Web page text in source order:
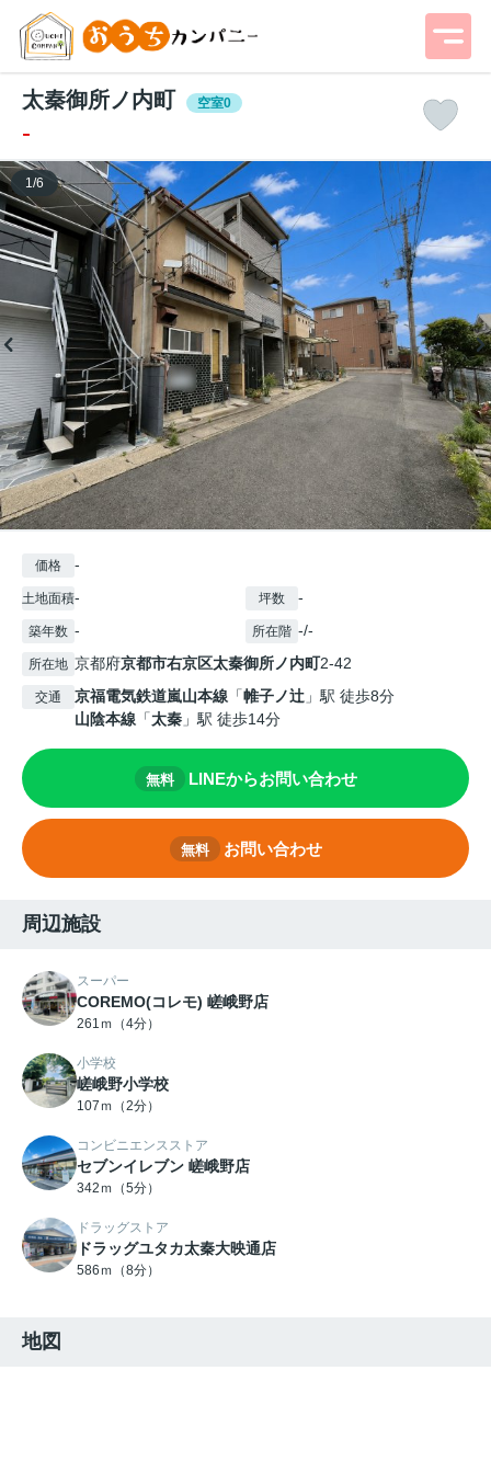
太秦御所ノ内町 空室0
-
1 /6
価格 -
土地面積- 坪数 -
築年数 - 所在階 -/-
所在地 京都府京都市右京区太秦御所ノ内町2-42
交通 京福電気鉄道嵐山本線 「帷子ノ辻 」駅 徒歩8分
山陰本線 「太秦 」駅 徒歩14分
無料 LINEからお問い合わせ
無料 お問い合わせ
周辺施設
スーパー
COREMO(コレモ) 嵯峨野店
261ｍ（4分）
小学校
嵯峨野小学校
107ｍ（2分）
コンビニエンスストア
セブンイレブン 嵯峨野店
342ｍ（5分）
ドラッグストア
ドラッグユタカ太秦大映通店
586ｍ（8分）
地図